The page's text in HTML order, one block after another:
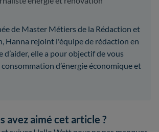
de Master Métiers de la Rédaction et
Hanna rejoint l'équipe de rédaction en
d’aider, elle a pour objectif de vous
d’énergie économique et
avez aimé cet article ?